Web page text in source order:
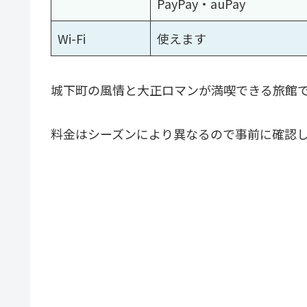
Wi-Fi
使えます
城下町の風情と大正ロマンが満喫できる旅館で
料金はシーズンにより異なるので事前に確認し